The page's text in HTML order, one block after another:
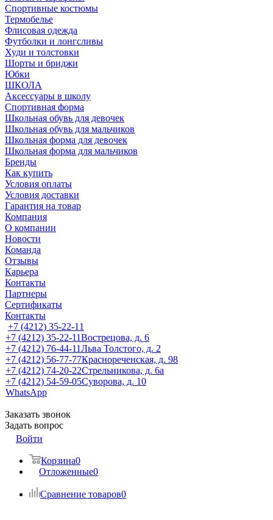
Спортивные костюмы
Термобелье
Флисовая одежда
Футболки и лонгсливы
Худи и толстовки
Шорты и бриджи
Юбки
ШКОЛА
Аксессуары в школу
Спортивная форма
Школьная обувь для девочек
Школьная обувь для мальчиков
Школьная форма для девочек
Школьная форма для мальчиков
Бренды
Как купить
Условия оплаты
Условия доставки
Гарантия на товар
Компания
О компании
Новости
Команда
Отзывы
Карьера
Контакты
Партнеры
Сертификаты
Контакты
+7 (4212) 35-22-11
+7 (4212) 35-22-11Вострецова, д. 6
+7 (4212) 76-44-11Льва Толстого, д. 2
+7 (4212) 56-77-77Краснореченская, д. 98
+7 (4212) 74-20-22Стрельникова, д. 6а
+7 (4212) 54-59-05Суворова, д. 10
WhatsApp
Заказать звонок
Задать вопрос
Войти
Корзина0
Отложенные0
Сравнение товаров0